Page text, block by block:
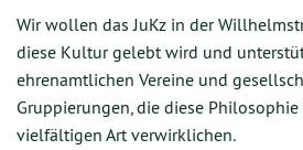
Wir wollen das JuKz in der
diese Kultur gelebt wird und
ehrenamtlichen Vereine und
Gruppierungen, die diese
vielfältigen Art verwirklichen.